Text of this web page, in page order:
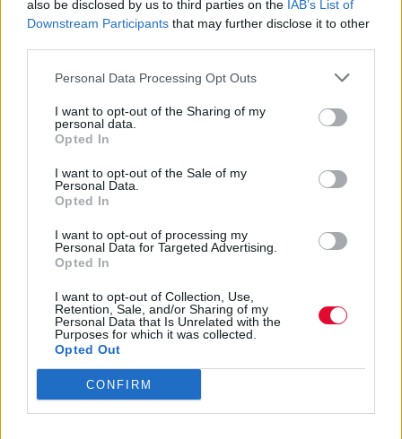
also be disclosed by us to third parties on the IAB’s List of
Downstream Participants that may further disclose it to other
Personal Data Processing Opt Outs
I want to opt-out of the Sharing of my
personal data.
Opted In
I want to opt-out of the Sale of my
Personal Data.
Opted In
I want to opt-out of processing my
Personal Data for Targeted Advertising.
Opted In
I want to opt-out of Collection, Use,
Retention, Sale, and/or Sharing of my
Personal Data that Is Unrelated with the
Purposes for which it was collected.
Opted Out
CONFIRM
διοικητικά όρια των Δήμων Νίκαιας και
Κερατσινίου.Το Κατράκειο Θέατρο, χωρητικότητας
5.500 θέσεων, κατασκευάστηκε το 1984 ανάμεσα
Καραμπίνη. Το σκληρό τοπίο των βράχων που
περιτριγυρίζουν το θέατρο δίνουν σε αυτό μία
ακόμη πιο επιβλητική όψη ενώ στην είσοδό του
τους επισκέπτες υποδέχεται το άγαλμα του Μάνου
Κατράκη με την μορφή του Δον Κιχώτη.
Για την πρόσβασή σας στο Κατράκειο Θέατρο
Νίκαιας εξυπηρετείστε με τις εξής συγκοινωνίες:
Από metro Αιγάλεω: Λεωφορείο 750
Απο ηλεκτρικό Πειραιά: Λεωφορείο 800
Απο Εθνικής Αντιστάσεως, Πειραιά: Λεωφορεία